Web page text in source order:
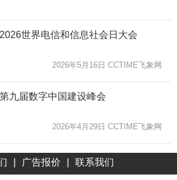
2026世界电信和信息社会日大会
2026年5月16日 CCTIME飞象网
第九届数字中国建设峰会
2026年4月29日 CCTIME飞象网
广告报价 联系我们